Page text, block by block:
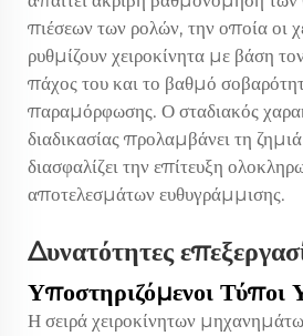
πιέσεων των ρολών, την οποία οι
ρυθμίζουν χειροκίνητα με βάση
πάχος του και το βαθμό
παραμόρφωσης. Ο σταδιακός
διαδικασίας προλαμβάνει τη
διασφαλίζει την επίτευξη
αποτελεσμάτων ευθυγράμμισης.
Δυνατότητες
Υποστηριζόμενοι Τύποι
Η σειρά χειροκίνητων